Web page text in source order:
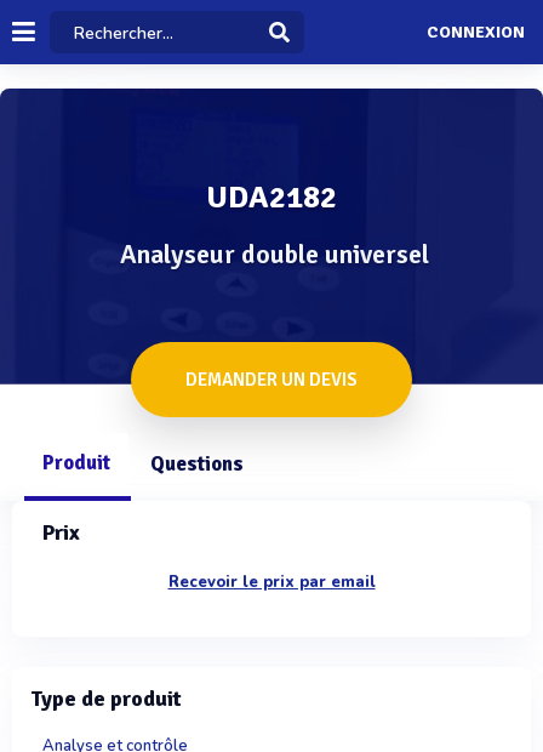
CONNEXION
UDA2182
Analyseur double universel
DEMANDER UN DEVIS
Produit Questions
Prix
Recevoir le prix par email
Type de produit
Analyse et contrôle